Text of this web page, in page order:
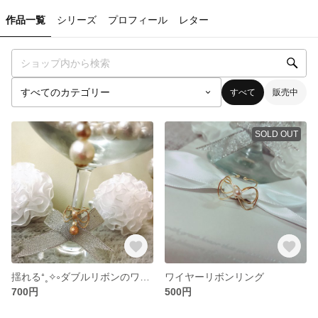
作品一覧 シリーズ プロフィール レター
すべて 販売中
700円
SOLD OUT
ワイヤーリボンリング
500円